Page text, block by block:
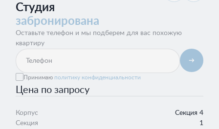
Студия
забронирована
Оставьте телефон и мы подберем для вас похожую
квартиру
Принимаю политику конфиденциальности
Цена по запросу
Корпус
Секция 4
Секция
1